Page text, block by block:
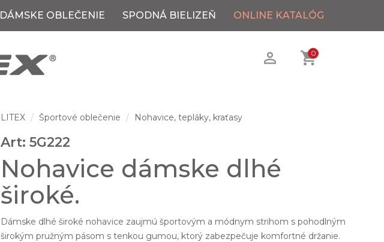
DÁMSKE OBLEČENIE SPODNÁ BIELIZEŇ ONLINE KATALÓG
0
LITEX Športové oblečenie Nohavice, tepláky, kraťasy
Art: 5G222
Nohavice dámske dlhé
široké.
Dámske dlhé široké nohavice zaujmú športovým a módnym strihom s pohodlným
širokým pružným pásom s tenkou gumou, ktorý zabezpečuje komfortné držanie.